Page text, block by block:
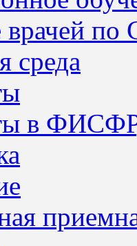
по
среда
в